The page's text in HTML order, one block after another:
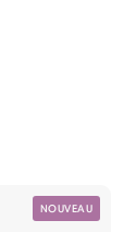
NOUVEAU